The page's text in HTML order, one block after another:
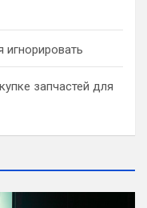
запчастей для